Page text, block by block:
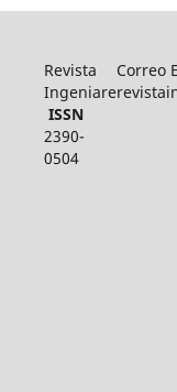
Revista
Ingeniare
ISSN
2390-
0504
Correo